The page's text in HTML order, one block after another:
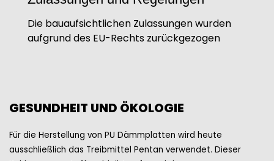
Die bauaufsichtlichen Zulassungen wurden
aufgrund des EU-Rechts zurückgezogen
GESUNDHEIT UND ÖKOLOGIE
Für die Herstellung von PU Dämmplatten wird heute
ausschließlich das Treibmittel Pentan verwendet. Dieser